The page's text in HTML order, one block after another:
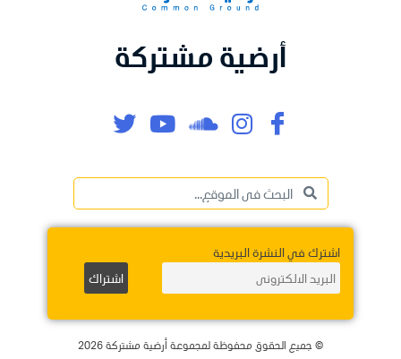
أرضية مشتركة
اشترك في النشرة البريدية
© جميع الحقوق محفوظة لمجموعة أرضية مشتركة 2026